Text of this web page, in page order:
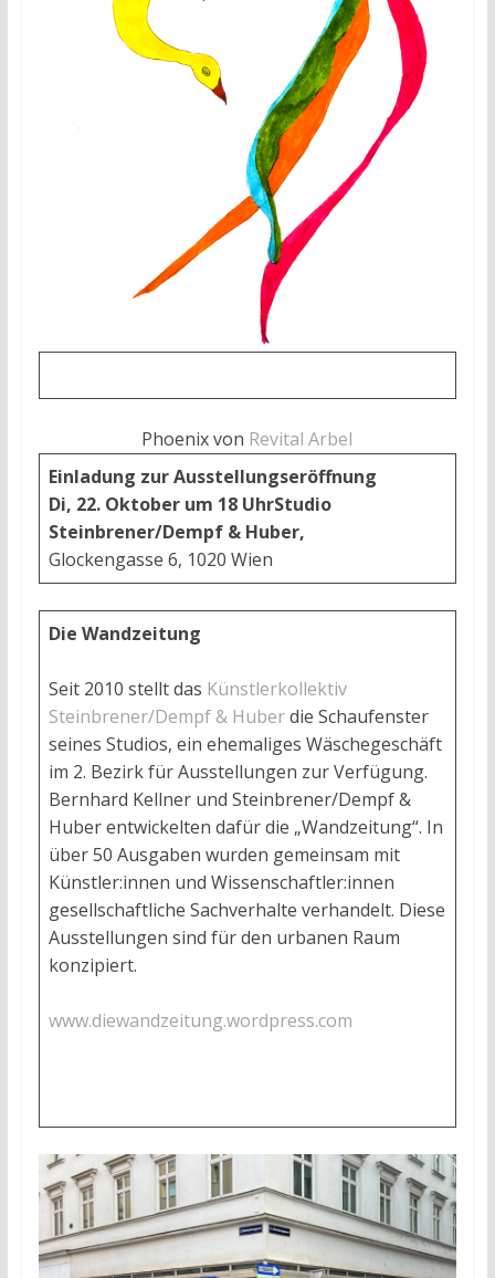
Phoenix von Revital Arbel
Einladung zurAusstellungseröffnung
Di, 22. Oktober um 18 UhrStudio
Steinbrener/Dempf & Huber,
Glockengasse 6, 1020 Wien
Die Wandzeitung
Seit 2010 stellt das Künstlerkollektiv
Steinbrener/Dempf & Huberdie Schaufenster
seines Studios, ein ehemaliges Wäschegeschäft
im 2. Bezirk für Ausstellungen zur Verfügung.
Bernhard Kellner und Steinbrener/Dempf &
Huber entwickelten dafür die „Wandzeitung“. In
über 50 Ausgaben wurden gemeinsam mit
Künstler:innen und Wissenschaftler:innen
gesellschaftliche Sachverhalte verhandelt. Diese
Ausstellungen sind für den urbanen Raum
konzipiert.
www.diewandzeitung.wordpress.com